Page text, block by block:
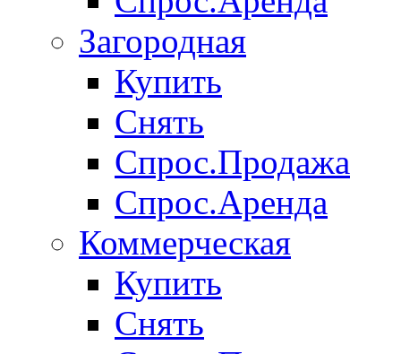
Загородная
Купить
Снять
Спрос.Продажа
Спрос.Аренда
Коммерческая
Купить
Снять